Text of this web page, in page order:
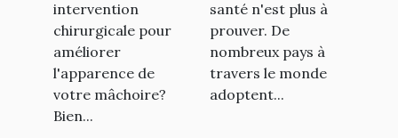
intervention
chirurgicale pour
améliorer
l'apparence de
votre mâchoire?
Bien...
pour lutter
contre les
maladies
chroniques
santé n'est plus à
prouver. De
nombreux pays à
travers le monde
adoptent...